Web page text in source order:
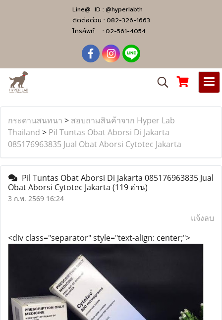
Line@ ID : @hyperlabth
ติดต่อด่วน : 082-326-1663
โทรศัพท์ : 02-561-4054
กระดานสนทนา > สอบถามสินค้าจาก Hyper Lab
Thailand > Pil Tuntas Obat Aborsi Di Jakarta ​​
085176963835​ Jual Obat Aborsi Cytotec Jakarta
Pil Tuntas Obat Aborsi Di Jakarta ​​085176963835​ Jual
Obat Aborsi Cytotec Jakarta (119 อ่าน)
3 ก.พ. 2569 16:24
แจ้งลบ
<div class="separator" style="text-align: center;">